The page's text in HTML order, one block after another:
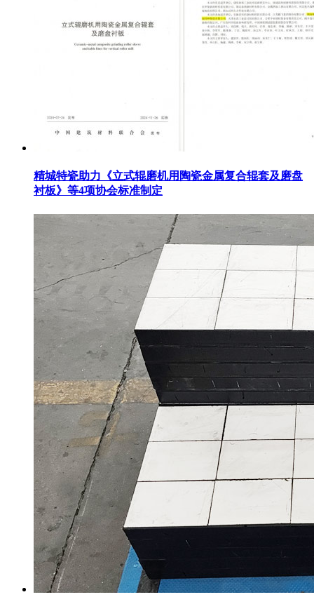
精城特瓷助力《立式辊磨机用陶瓷金属复合辊套及磨盘
衬板》等4项协会标准制定